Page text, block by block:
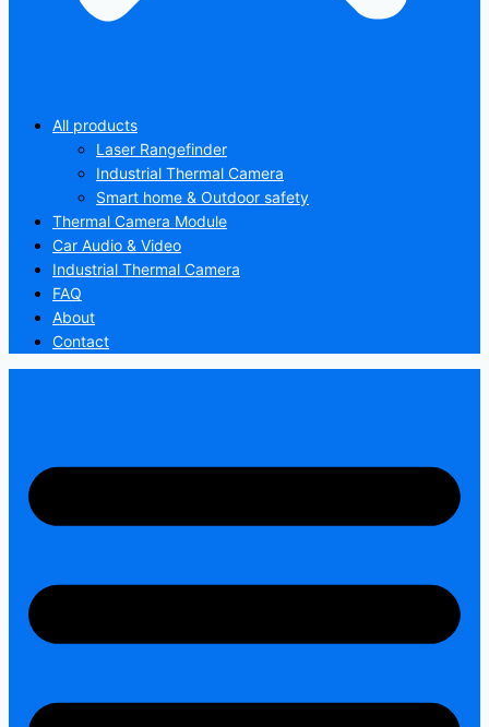
All products
Laser Rangefinder
Industrial Thermal Camera
Smart home & Outdoor safety
Thermal Camera Module
Car Audio & Video
Industrial Thermal Camera
FAQ
About
Contact